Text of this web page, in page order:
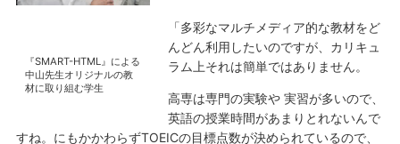
『SMART-HTML』による
中山先生オリジナルの教
材に取り組む学生
「多彩なマルチメディア的な教材をど
んどん利用したいのですが、カリキュ
ラム上それは簡単ではありません。
高専は専門の実験や 実習が多いので、
英語の授業時間があまりとれないんで
すね。にもかかわらずTOEICの目標点数が決められているので、